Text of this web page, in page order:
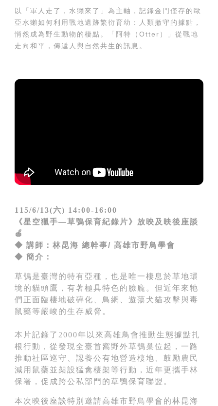
以「軍人走了，水獺來了」為主軸，記錄金門僅存的歐
亞水獺如何利用戰地遺跡繁衍育幼：人類撤守的據點，
悄然成為野生動物的棲點。「阿特（Otter）」從戰地
走向和平，傳遞人與自然共生的訊息。
115/6/13(六) 14:00-16:00
《星空獵手—草鴞保育紀錄片》放映及映後座談
🍎
◆ 講師：林昆海 總幹事/ 高雄市野鳥學會
◆ 簡介 ：
草鴞是臺灣的特有亞種，也是唯一棲息於草地環
境的貓頭鷹，有著極具特色的臉龐。但近年來牠
們正面臨棲地破碎化、鳥網、遊蕩犬貓攻擊與毒
鼠藥等嚴峻的生存威脅。
本片記錄了2000年以來高雄鳥會推動生態據點扎
根行動，從發現全臺首窩野外草鴞巢位起，一路
推動社區巡守、認養公有地營造棲地、鼓勵農民
減用鼠藥並架設猛禽棲架等行動，近年更攜手林
保署，促成跨公私部門的草鴞保育聯盟。
本次映後座談特別邀請高雄市野鳥學會的林昆海